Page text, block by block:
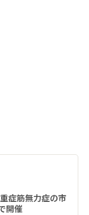
症筋無力症の市
開催